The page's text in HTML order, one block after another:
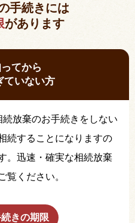
手続きには
があります
てから
ていない方
放棄のお手続きをしない
続することになりますの
。迅速・確実な相続放棄
覧ください。
きの期限